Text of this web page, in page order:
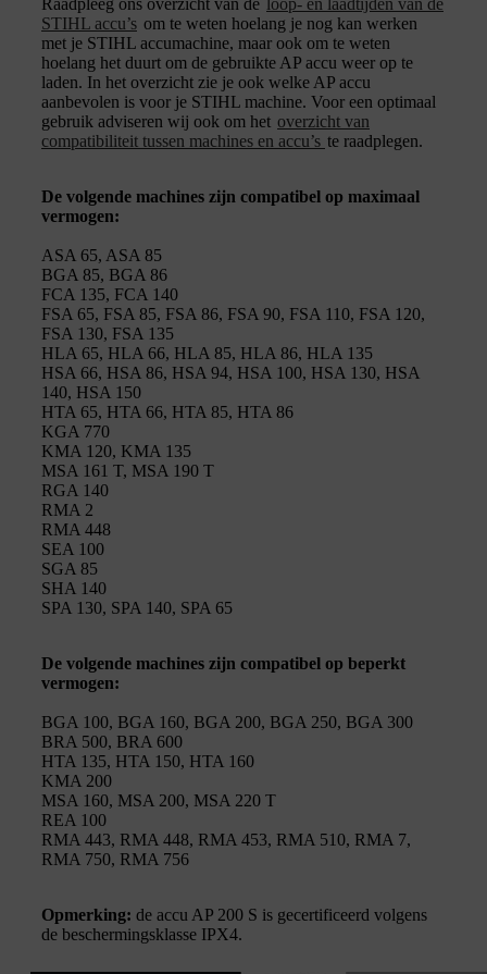
Raadpleeg ons overzicht van de
loop- en laadtijden van de
STIHL accu’s om te weten hoelang je nog kan werken
met je STIHL accumachine, maar ook om te weten
hoelang het duurt om de gebruikte AP accu weer op te
laden. In het overzicht zie je ook welke AP accu
aanbevolen is voor je STIHL machine. Voor een optimaal
gebruik adviseren wij ook om het overzicht van
compatibiliteit tussen machines en accu’s te raadplegen.
De volgende machines zijn compatibel op maximaal
vermogen:
ASA 65, ASA 85
BGA 85, BGA 86
FCA 135, FCA 140
FSA 65, FSA 85, FSA 86, FSA 90, FSA 110, FSA 120,
FSA 130, FSA 135
HLA 65, HLA 66, HLA 85, HLA 86, HLA 135
HSA 66, HSA 86, HSA 94, HSA 100, HSA 130, HSA
140, HSA 150
HTA 65, HTA 66, HTA 85, HTA 86
KGA 770
KMA 120, KMA 135
MSA 161 T, MSA 190 T
RGA 140
RMA 2
RMA 448
SEA 100
SGA 85
SHA 140
SPA 130, SPA 140, SPA 65
De volgende machines zijn compatibel op beperkt
vermogen:
BGA 100, BGA 160, BGA 200, BGA 250, BGA 300
BRA 500, BRA 600
HTA 135, HTA 150, HTA 160
KMA 200
MSA 160, MSA 200, MSA 220 T
REA 100
RMA 443, RMA 448, RMA 453, RMA 510, RMA 7,
RMA 750, RMA 756
Opmerking: de accu AP 200 S is gecertificeerd volgens
de beschermingsklasse IPX4.